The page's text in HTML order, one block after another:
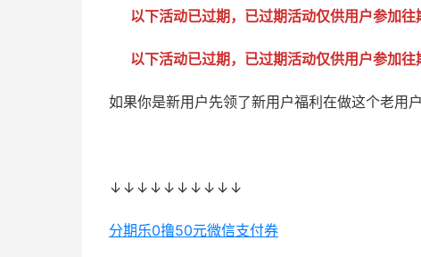
以下活动已过期，已过期活动仅供用户参加
以下活动已过期，已过期活动仅供用户参加
如果你是新用户先领了新用户福利在做这个老用
↓↓↓↓↓↓↓↓↓↓
分期乐0撸50元微信支付券